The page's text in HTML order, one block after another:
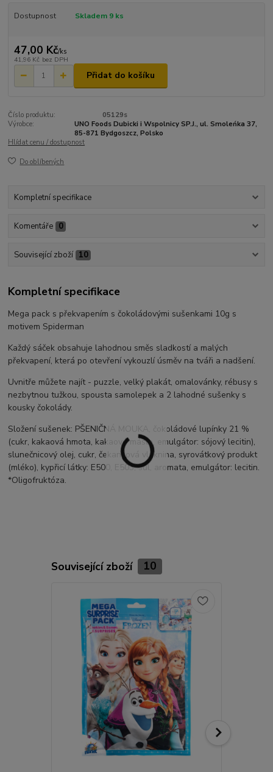
Dostupnost Skladem 9 ks
47,00 Kč/ks
41,96 Kč bez DPH
Přidat do košíku
Číslo produktu:
05129s
Výrobce:
UNO Foods Dubicki i Wspolnicy SP.J., ul. Smoleńka 37,
85-871 Bydgoszcz, Polsko
Hlídat cenu / dostupnost
Do oblíbených
Kompletní specifikace
Komentáře 0
Související zboží 10
Kompletní specifikace
Mega pack s překvapením s čokoládovými sušenkami 10g s
motivem Spiderman
Každý sáček obsahuje lahodnou směs sladkostí a malých
překvapení, která po otevření vykouzlí úsměv na tváři a nadšení.
Uvnitře můžete najít - puzzle, velký plakát, omalovánky, rébusy s
nezbytnou tužkou, spousta samolepek a 2 lahodné sušenky s
kousky čokolády.
Složení sušenek: PŠENIČNÁ MOUKA, čokoládové lupínky 21 %
(cukr, kakaová hmota, kakaové máslo, emulgátor: sójový lecitin),
slunečnicový olej, cukr, čekanková vláknina, syrovátkový produkt
(mléko), kypřicí látky: E500, E503; sůl, aromata, emulgátor: lecitin.
*Oligofruktóza.
Související zboží 10